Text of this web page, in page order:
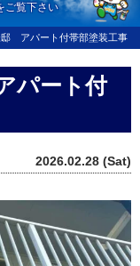
ご覧下さい
アパート付帯部塗装工事
パート付
2026.02.28 (Sat)